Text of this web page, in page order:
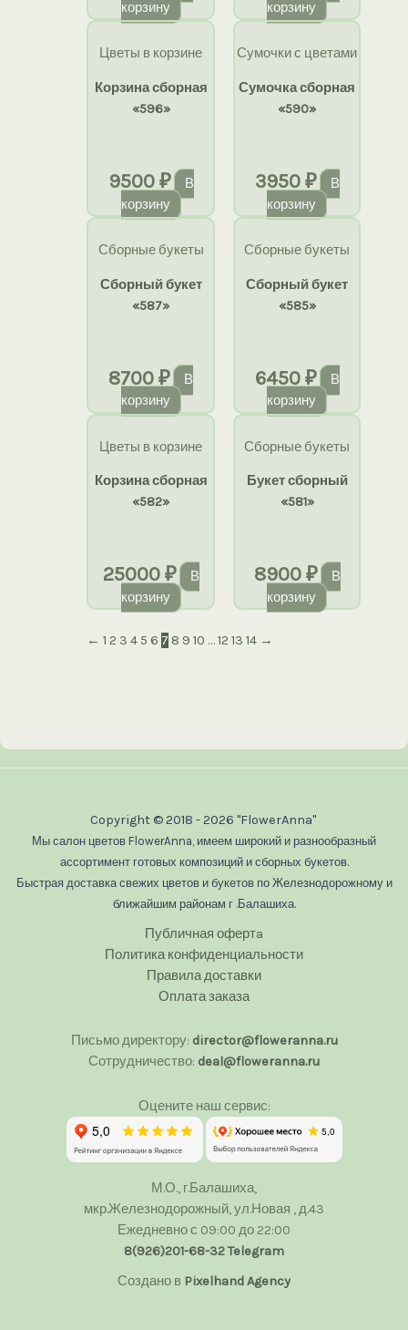
корзину
корзину
Цветы в корзине
Корзина сборная
«596»
9500₽
В
корзину
Сумочки с цветами
Сумочка сборная
«590»
3950₽
В
корзину
Сборные букеты
Сборный букет
«587»
8700₽
В
корзину
Сборные букеты
Сборный букет
«585»
6450₽
В
корзину
Цветы в корзине
Корзина сборная
«582»
25000₽
В
корзину
Сборные букеты
Букет сборный
«581»
8900₽
В
корзину
← 1 2 3 4 5 6 7 8 9 10 … 12 13 14 →
Copyright © 2018 - 2026 "FlowerAnna"
Мы салон цветов FlowerAnna, имеем широкий и разнообразный
ассортимент готовых композиций и сборных букетов.
Быстрая доставка свежих цветов и букетов по Железнодорожному и
ближайшим районам г .Балашиха.
Публичная офертa
Политика конфиденциальности
Правила доставки
Оплата заказа
Письмо директору: director@floweranna.ru
Сотрудничество: deal@floweranna.ru
Оцените наш сервис:
М.О., г.Балашиха,
мкр.Железнодорожный, ул.Новая , д.43
Ежедневно с 09:00 до 22:00
8(926)201-68-32Telegram
Создано в Pixelhand Agency